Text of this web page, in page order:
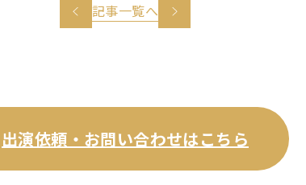
記事一覧へ
出演依頼・お問い合わせはこちら